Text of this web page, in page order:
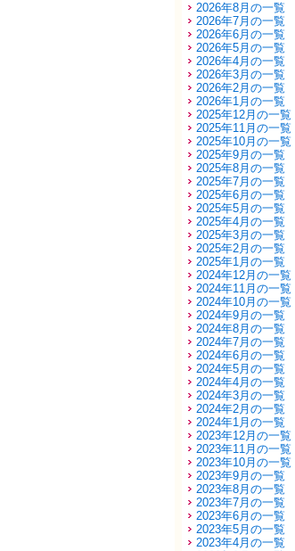
2026年8月の一覧
2026年7月の一覧
2026年6月の一覧
2026年5月の一覧
2026年4月の一覧
2026年3月の一覧
2026年2月の一覧
2026年1月の一覧
2025年12月の一覧
2025年11月の一覧
2025年10月の一覧
2025年9月の一覧
2025年8月の一覧
2025年7月の一覧
2025年6月の一覧
2025年5月の一覧
2025年4月の一覧
2025年3月の一覧
2025年2月の一覧
2025年1月の一覧
2024年12月の一覧
2024年11月の一覧
2024年10月の一覧
2024年9月の一覧
2024年8月の一覧
2024年7月の一覧
2024年6月の一覧
2024年5月の一覧
2024年4月の一覧
2024年3月の一覧
2024年2月の一覧
2024年1月の一覧
2023年12月の一覧
2023年11月の一覧
2023年10月の一覧
2023年9月の一覧
2023年8月の一覧
2023年7月の一覧
2023年6月の一覧
2023年5月の一覧
2023年4月の一覧